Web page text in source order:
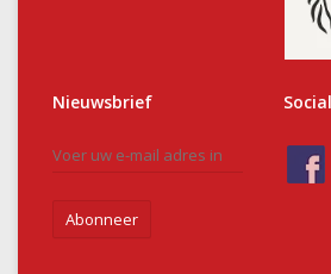
Nieuwsbrief
Abonneer